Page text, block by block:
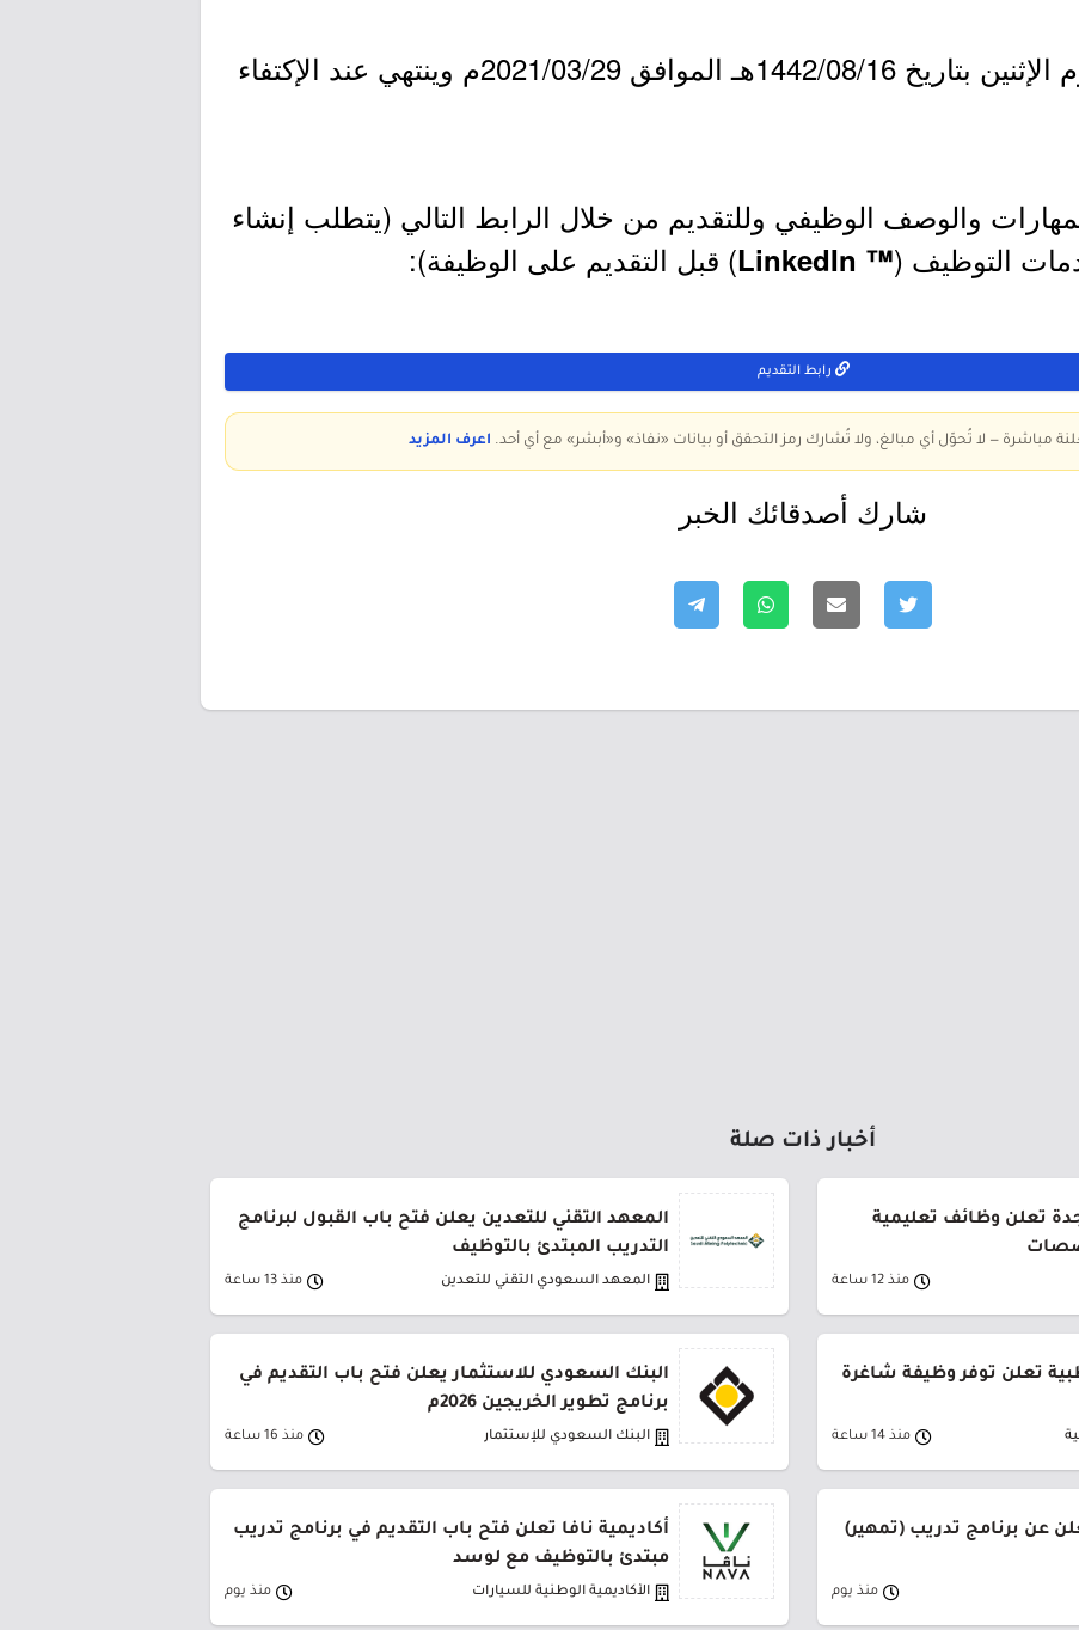
- التقديم مُتاح الآن بدأ اليوم الإثنين بتاريخ 1442/08/16هـ الموافق 2021/03/29م وينتهي عند الإكتفاء
والوصف الوظيفي وللتقديم من خلال الرابط التالي (يتطلب إنشاء
التوظيف (™ LinkedIn
) قبل التقديم على الوظيفة):
رابط التقديم
مباشرة — لا تُحوّل أي مبالغ، ولا تُشارك رمز التحقق أو بيانات «نفاذ» و«أبشر» مع أي أحد. اعرف المزيد
شارك أصدقائك الخبر
أخبار ذات صلة
تعلن وظائف تعليمية
منذ 12 ساعة
المعهد التقني للتعدين يعلن فتح باب القبول لبرنامج
التدريب المبتدئ بالتوظيف
المعهد السعودي التقني للتعدين منذ 13 ساعة
تعلن توفر وظيفة شاغرة
منذ 14 ساعة
البنك السعودي للاستثمار يعلن فتح باب التقديم في
برنامج تطوير الخريجين 2026م
البنك السعودي للإستثمار منذ 16 ساعة
عن برنامج تدريب (تمهير)
منذ يوم
أكاديمية نافا تعلن فتح باب التقديم في برنامج تدريب
مبتدئ بالتوظيف مع لوسد
الأكاديمية الوطنية للسيارات منذ يوم